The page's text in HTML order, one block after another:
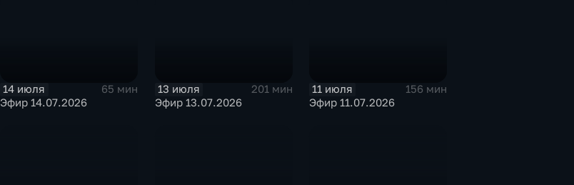
14 июля
65 мин
Эфир 14.07.2026
13 июля
201 мин
Эфир 13.07.2026
11 июля
156 мин
Эфир 11.07.2026